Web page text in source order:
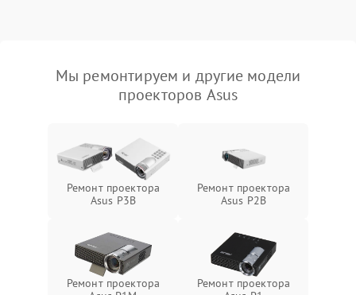
Мы ремонтируем и другие модели
проекторов Asus
Ремонт проектора
Asus P3B
Ремонт проектора
Asus P2B
Ремонт проектора
Ремонт проектора